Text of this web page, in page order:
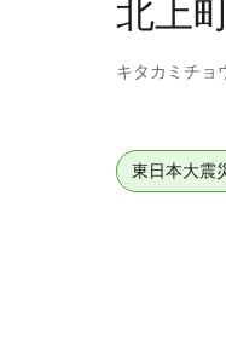
北上
キタカミチョ
東日本大震